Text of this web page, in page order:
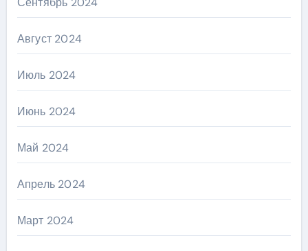
Август 2024
Июль 2024
Июнь 2024
Май 2024
Апрель 2024
Март 2024